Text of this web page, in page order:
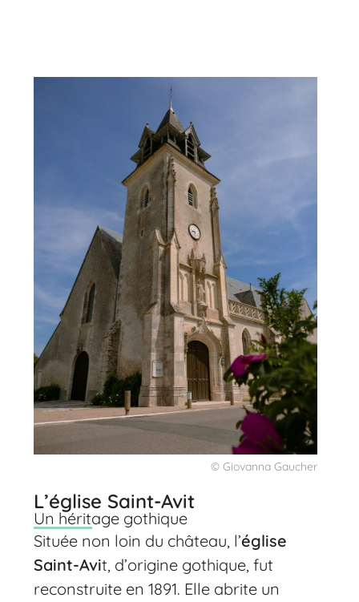
L’église Saint-Avit
Un héritage gothique
Située non loin du château, l’église
Saint-Avit, d’origine gothique, fut
reconstruite en 1891. Elle abrite un
© Giovanna Gaucher